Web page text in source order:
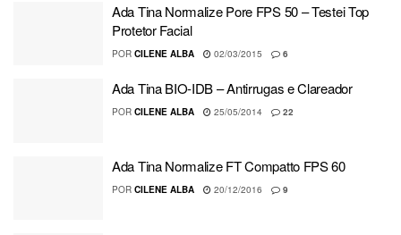
Ada Tina Normalize Pore FPS 50 – Testei Top
Protetor Facial
POR CILENE ALBA 02/03/2015 6
Ada Tina BIO-IDB – Antirrugas e Clareador
POR CILENE ALBA 25/05/2014 22
Ada Tina Normalize FT Compatto FPS 60
POR CILENE ALBA 20/12/2016 9